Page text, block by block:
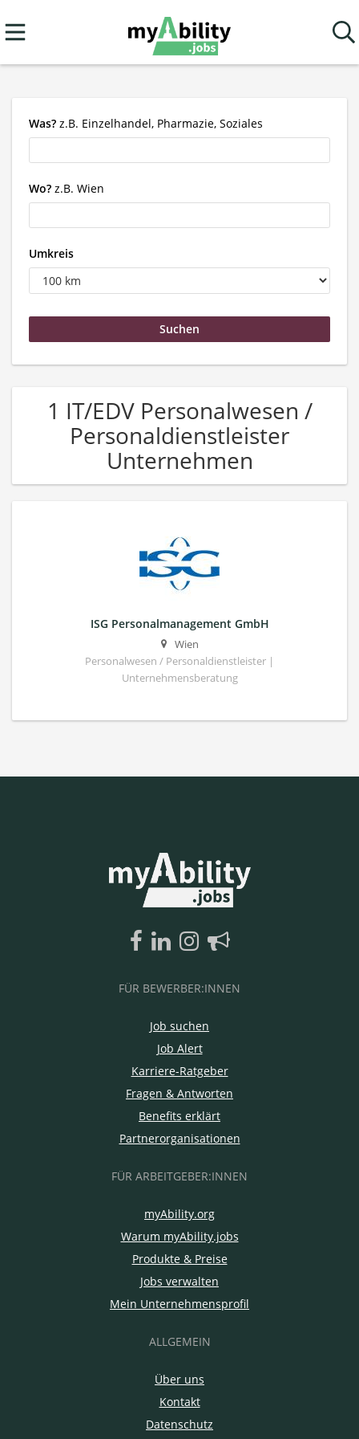
Was? z.B. Einzelhandel, Pharmazie, Soziales
Wo? z.B. Wien
Umkreis
1 IT/EDV Personalwesen /
Personaldienstleister
Unternehmen
ISG Personalmanagement GmbH
Wien
Personalwesen / Personaldienstleister |
Unternehmensberatung
FÜR BEWERBER:INNEN
Job suchen
Job Alert
Karriere-Ratgeber
Fragen & Antworten
Benefits erklärt
Partnerorganisationen
FÜR ARBEITGEBER:INNEN
myAbility.org
Warum myAbility.jobs
Produkte & Preise
Jobs verwalten
Mein Unternehmensprofil
ALLGEMEIN
Über uns
Kontakt
Datenschutz